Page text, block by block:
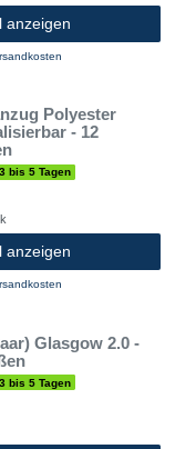
anzeigen
Polyester
- 12
bis 5 Tagen
anzeigen
Glasgow 2.0 -
bis 5 Tagen